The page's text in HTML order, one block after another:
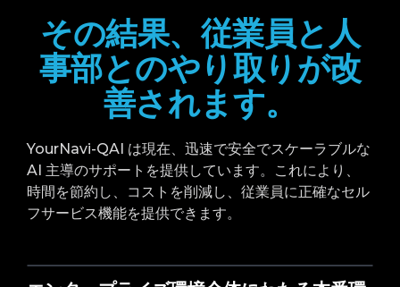
その結果、従業員と人
事部とのやり取りが改
善されます。
YourNavi-QAI は現在、迅速で安全でスケーラブルな
AI 主導のサポートを提供しています。これにより、
時間を節約し、コストを削減し、従業員に正確なセル
フサービス機能を提供できます。